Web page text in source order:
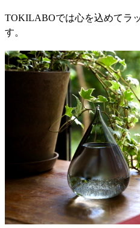
TOKILABOでは心を込めてラ
す。